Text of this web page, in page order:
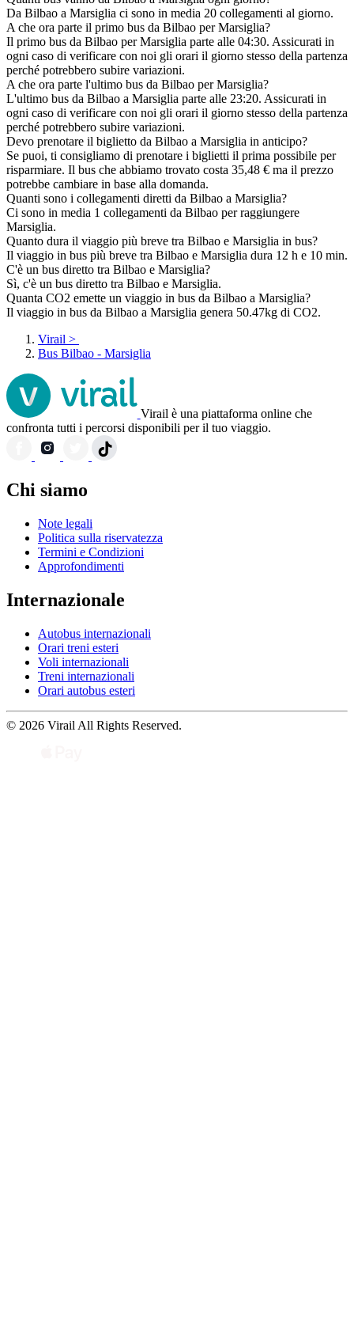
Da Bilbao a Marsiglia ci sono in media 20 collegamenti al giorno.
A che ora parte il primo bus da Bilbao per Marsiglia?
Il primo bus da Bilbao per Marsiglia parte alle 04:30. Assicurati in
ogni caso di verificare con noi gli orari il giorno stesso della partenza
perché potrebbero subire variazioni.
A che ora parte l'ultimo bus da Bilbao per Marsiglia?
L'ultimo bus da Bilbao a Marsiglia parte alle 23:20. Assicurati in
ogni caso di verificare con noi gli orari il giorno stesso della partenza
perché potrebbero subire variazioni.
Devo prenotare il biglietto da Bilbao a Marsiglia in anticipo?
Se puoi, ti consigliamo di prenotare i biglietti il prima possibile per
risparmiare. Il bus che abbiamo trovato costa 35,48 € ma il prezzo
potrebbe cambiare in base alla domanda.
Quanti sono i collegamenti diretti da Bilbao a Marsiglia?
Ci sono in media 1 collegamenti da Bilbao per raggiungere
Marsiglia.
Quanto dura il viaggio più breve tra Bilbao e Marsiglia in bus?
Il viaggio in bus più breve tra Bilbao e Marsiglia dura 12 h e 10 min.
C'è un bus diretto tra Bilbao e Marsiglia?
Sì, c'è un bus diretto tra Bilbao e Marsiglia.
Quanta CO2 emette un viaggio in bus da Bilbao a Marsiglia?
Il viaggio in bus da Bilbao a Marsiglia genera 50.47kg di CO2.
Virail >
Bus Bilbao - Marsiglia
Virail è una piattaforma online che
confronta tutti i percorsi disponibili per il tuo viaggio.
Chi siamo
Note legali
Politica sulla riservatezza
Termini e Condizioni
Approfondimenti
Internazionale
Autobus internazionali
Orari treni esteri
Voli internazionali
Treni internazionali
Orari autobus esteri
© 2026 Virail All Rights Reserved.